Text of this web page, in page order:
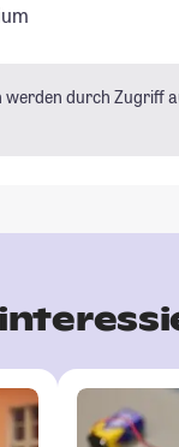
werden durch Zugriff